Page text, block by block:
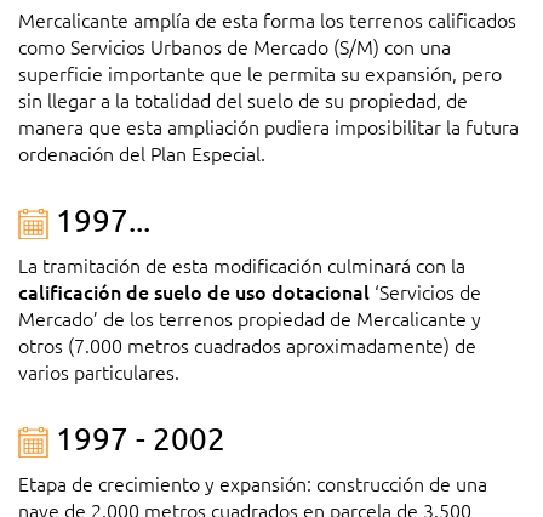
Mercalicante amplía de esta forma los terrenos calificados
como Servicios Urbanos de Mercado (S/M) con una
superficie importante que le permita su expansión, pero
sin llegar a la totalidad del suelo de su propiedad, de
manera que esta ampliación pudiera imposibilitar la futura
ordenación del Plan Especial.
1997...
La tramitación de esta modificación culminará con la
calificación de suelo de uso dotacional ‘Servicios de
Mercado’ de los terrenos propiedad de Mercalicante y
otros (7.000 metros cuadrados aproximadamente) de
varios particulares.
1997 - 2002
Etapa de crecimiento y expansión: construcción de una
nave de 2.000 metros cuadrados en parcela de 3.500